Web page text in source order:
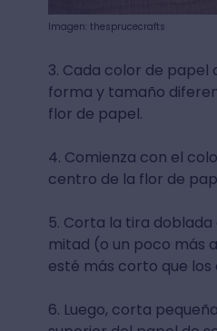
Imagen: thesprucecrafts
3. Cada color de
forma y tamaño
flor de papel.
4. Comienza con el
centro de la flor de
5. Corta la tira
mitad (o un poco más
esté más corto que
6. Luego, corta